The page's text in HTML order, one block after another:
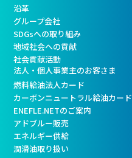
沿革
グループ会社
SDGsへの取り組み
地域社会への貢献
社会貢献活動
法人・個人事業主のお客さま
燃料給油法人カード
カーボンニュートラル給油カード
ENEFLE.NETのご案内
アドブルー販売
エネルギー供給
潤滑油取り扱い